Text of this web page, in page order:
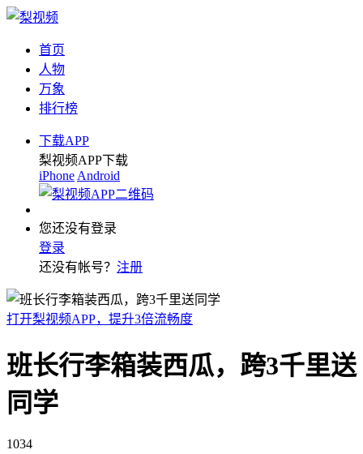
首页
人物
万象
排行榜
下载APP
梨视频APP下载
iPhone Android
您还没有登录
登录
还没有帐号？ 注册
打开梨视频APP，提升3倍流畅度
班长行李箱装西瓜，跨3千里送
同学
1034